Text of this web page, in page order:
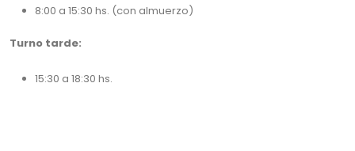
8:00 a 15:30 hs. (con almuerzo)
Turno tarde:
15:30 a 18:30 hs.